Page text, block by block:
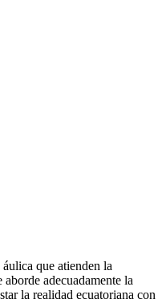
que atienden la
adecuadamente la
la realidad ecuatoriana con